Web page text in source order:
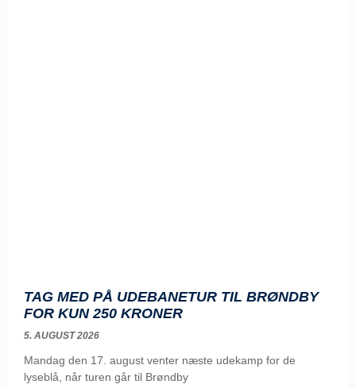
TAG MED PÅ UDEBANETUR TIL BRØNDBY
FOR KUN 250 KRONER
5. AUGUST 2026
Mandag den 17. august venter næste udekamp for de
lyseblå, når turen går til Brøndby